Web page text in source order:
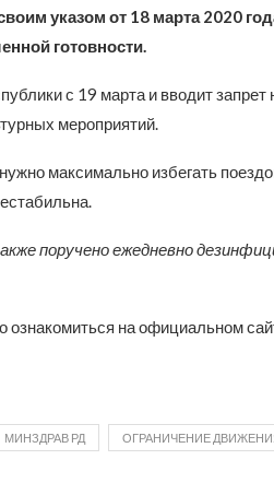
указом от 18 марта 2020
готовности.
с 19 марта и вводит запрет
мероприятий.
максимально избегать
поручено ежедневно
на официальном
МИНЗДРАВ РД ОГРАНИЧЕНИЕ